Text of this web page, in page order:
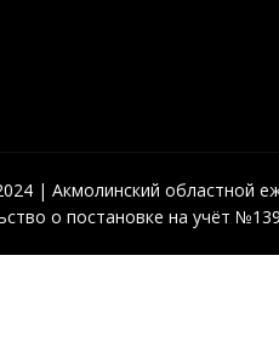
| Акмолинский областной
о постановке на учёт